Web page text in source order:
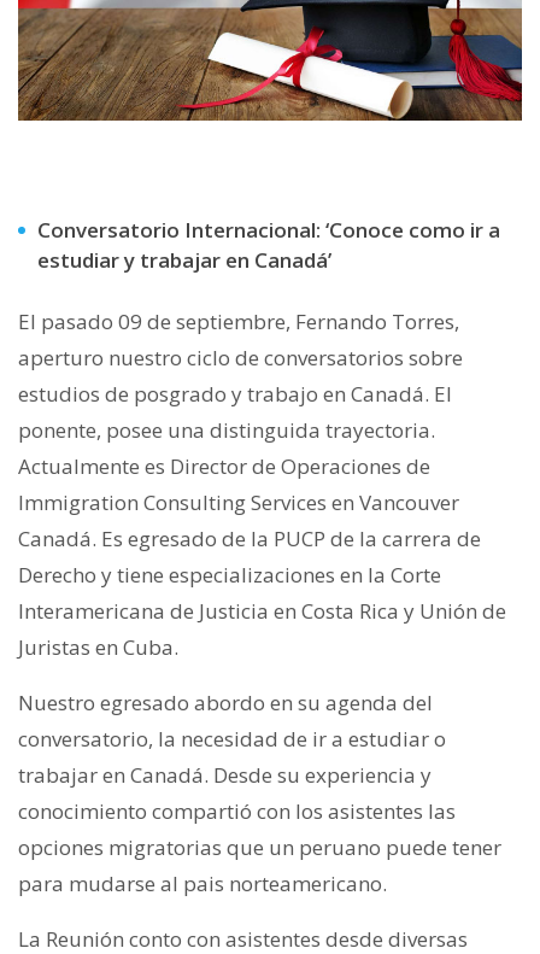
Conversatorio Internacional: ‘Conoce como ir a
estudiar y trabajar en Canadá’
El pasado 09 de septiembre, Fernando Torres,
aperturo nuestro ciclo de conversatorios sobre
estudios de posgrado y trabajo en Canadá. El
ponente, posee una distinguida trayectoria.
Actualmente es Director de Operaciones de
Immigration Consulting Services en Vancouver
Canadá. Es egresado de la PUCP de la carrera de
Derecho y tiene especializaciones en la Corte
Interamericana de Justicia en Costa Rica y Unión de
Juristas en Cuba.
Nuestro egresado abordo en su agenda del
conversatorio, la necesidad de ir a estudiar o
trabajar en Canadá. Desde su experiencia y
conocimiento compartió con los asistentes las
opciones migratorias que un peruano puede tener
para mudarse al pais norteamericano.
La Reunión conto con asistentes desde diversas